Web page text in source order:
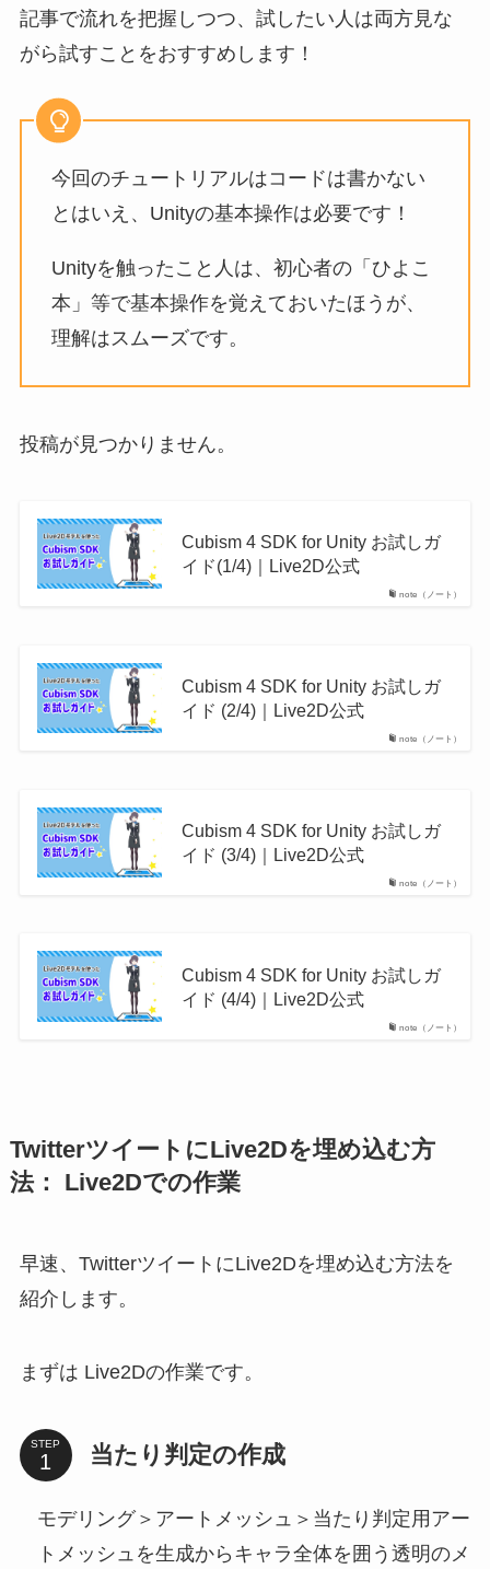
記事で流れを把握しつつ、試したい人は両方見な
がら試すことをおすすめします！
今回のチュートリアルはコードは書かない
とはいえ、Unityの基本操作は必要です！
Unityを触ったこと人は、初心者の「ひよこ
本」等で基本操作を覚えておいたほうが、
理解はスムーズです。
投稿が見つかりません。
note（ノート）
Cubism 4 SDK for Unity お試しガ
イド(1/4)｜Live2D公式
note（ノート）
Cubism 4 SDK for Unity お試しガ
イド (2/4)｜Live2D公式
note（ノート）
Cubism 4 SDK for Unity お試しガ
イド (3/4)｜Live2D公式
note（ノート）
Cubism 4 SDK for Unity お試しガ
イド (4/4)｜Live2D公式
TwitterツイートにLive2Dを埋め込む方
法： Live2Dでの作業
早速、TwitterツイートにLive2Dを埋め込む方法を
紹介します。
まずは Live2Dの作業です。
STEP 当たり判定の作成
モデリング＞アートメッシュ＞当たり判定用アー
トメッシュを生成からキャラ全体を囲う透明のメ